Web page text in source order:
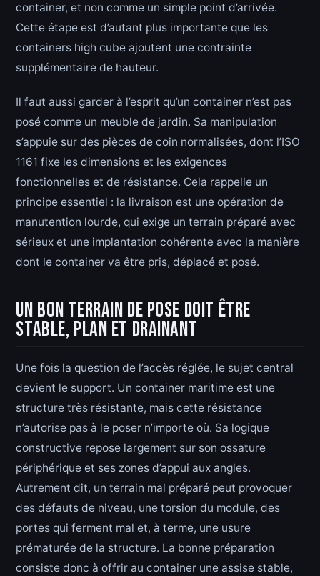
container, et non comme un simple point d’arrivée.
Cette étape est d’autant plus importante que les
containers high cube ajoutent une contrainte
supplémentaire de hauteur.
Il faut aussi garder à l’esprit qu’un container n’est pas
posé comme un meuble de jardin. Sa manipulation
s’appuie sur des pièces de coin normalisées, dont l’ISO
1161 fixe les dimensions et les exigences
fonctionnelles et de résistance. Cela rappelle un
principe essentiel : la livraison est une opération de
manutention lourde, qui exige un terrain préparé avec
sérieux et une implantation cohérente avec la manière
dont le container va être pris, déplacé et posé.
Un bon terrain de pose doit être
stable, plan et drainant
Une fois la question de l’accès réglée, le sujet central
devient le support. Un container maritime est une
structure très résistante, mais cette résistance
n’autorise pas à le poser n’importe où. Sa logique
constructive repose largement sur son ossature
périphérique et ses zones d’appui aux angles.
Autrement dit, un terrain mal préparé peut provoquer
des défauts de niveau, une torsion du module, des
portes qui ferment mal et, à terme, une usure
prématurée de la structure. La bonne préparation
consiste donc à offrir au container une assise stable,